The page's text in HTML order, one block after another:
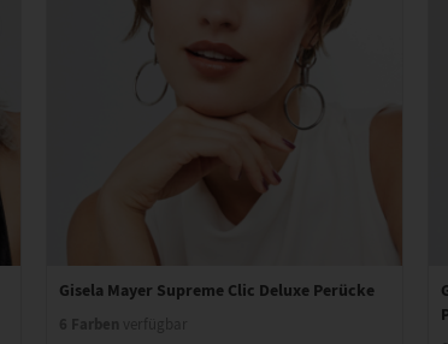
Gisela Mayer Supreme Clic Deluxe Perücke